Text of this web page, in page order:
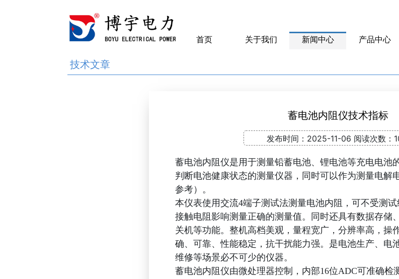
首页 关于我们 新闻中心 产品中心
技术文章
蓄电池内阻仪技术指标
发布时间： 2025-11-06 阅读次数：
蓄电池内阻仪是用于测量铅蓄电池、锂电池等充电电池
判断电池健康状态的测量仪器，同时可以作为测量电解
参考）。
本仪表使用交流4端子测试法测量电池内阻，可不受测
接触电阻影响测量正确的测量值。同时还具有数据存储
关机等功能。整机高档美观，量程宽广，分辨率高，操
确、可靠、性能稳定，抗干扰能力强。是电池生产、电
维修等场景必不可少的仪器。
蓄电池内阻仪由微处理器控制，内部16位ADC可准确检